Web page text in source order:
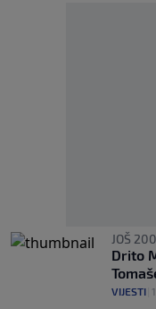
JOŠ
Drito
VIJESTI